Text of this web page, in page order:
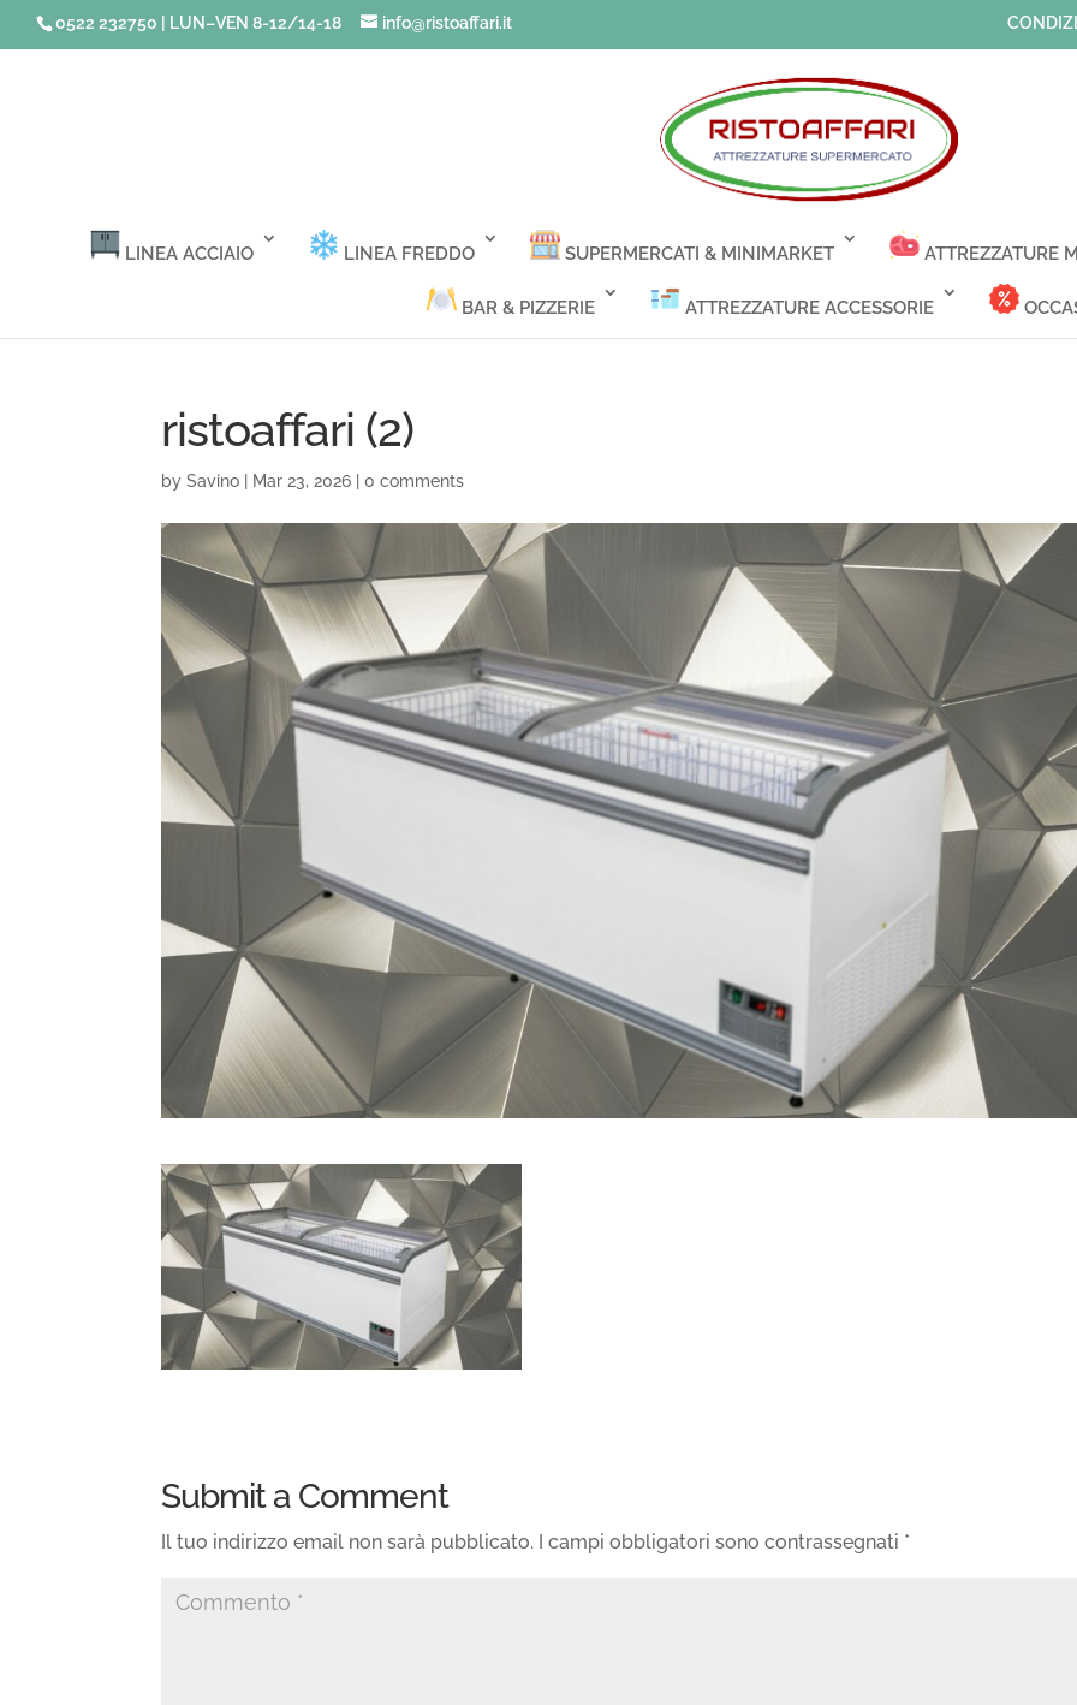
0522 232750 | LUN–VEN 8-12/14-18 info@ristoaffari.it
LINEA ACCIAIO LINEA FREDDO SUPERMERCATI & MINIMARKET ATTREZZATURE
BAR & PIZZERIE ATTREZZATURE ACCESSORIE
ristoaffari (2)
bySavino Mar 23, 2026 |0 comments
Submit a Comment
Il tuo indirizzo email non sarà pubblicato. I campi obbligatori sono contrassegnati *